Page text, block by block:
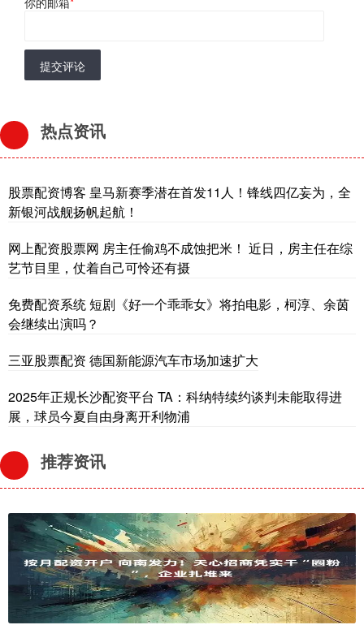
提交评论
热点资讯
股票配资博客 皇马新赛季潜在首发11人！锋线四亿妄为，全
新银河战舰扬帆起航！
网上配资股票网 房主任偷鸡不成蚀把米！ 近日，房主任在综
艺节目里，仗着自己可怜还有摄
免费配资系统 短剧《好一个乖乖女》将拍电影，柯淳、余茵
会继续出演吗？
三亚股票配资 德国新能源汽车市场加速扩大
2025年正规长沙配资平台 TA：科纳特续约谈判未能取得进
展，球员今夏自由身离开利物浦
推荐资讯